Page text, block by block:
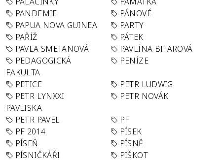
PANDEMIE
PÁNOVÉ
PAPUA NOVA GUINEA
PARTY
PAŘÍŽ
PÁTEK
PAVLA SMETANOVÁ
PAVLÍNA BITAROVÁ
PEDAGOGICKÁ
FAKULTA
PENÍZE
PETICE
PETR LUDWIG
PETR LYNXXI
PAVLISKA
PETR NOVÁK
PETR PAVEL
PF
PF 2014
PÍSEK
PÍSEŇ
PÍSNĚ
PÍSNIČKÁŘI
PIŠKOT